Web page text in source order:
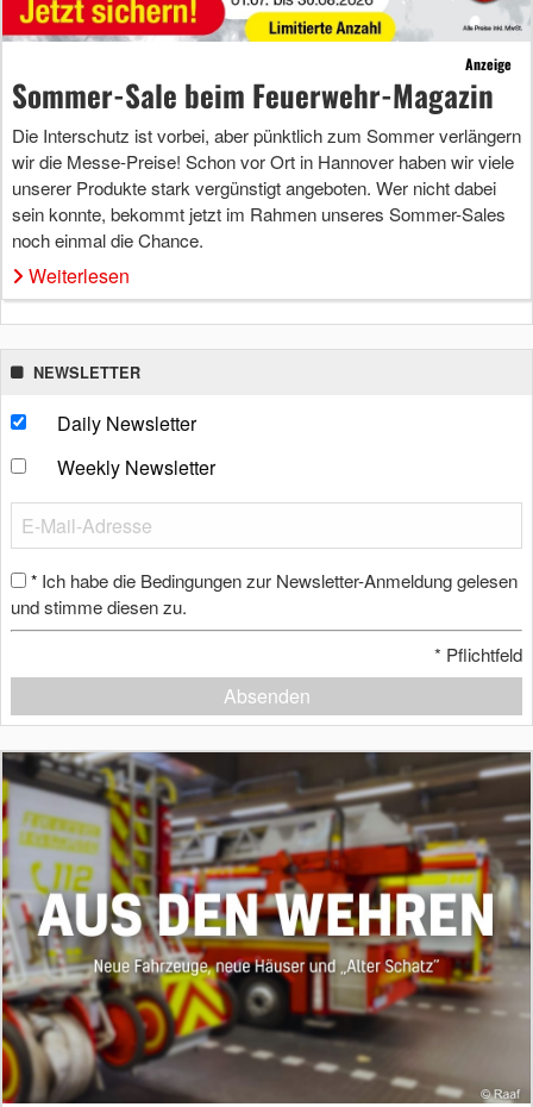
Anzeige
Sommer-Sale beim Feuerwehr-Magazin
Die Interschutz ist vorbei, aber pünktlich zum Sommer verlängern
wir die Messe-Preise! Schon vor Ort in Hannover haben wir viele
unserer Produkte stark vergünstigt angeboten. Wer nicht dabei
sein konnte, bekommt jetzt im Rahmen unseres Sommer-Sales
noch einmal die Chance.
Weiterlesen
NEWSLETTER
Daily Newsletter
Weekly Newsletter
* Ich habe die Bedingungen zur Newsletter-Anmeldung gelesen
und stimme diesen zu.
* Pflichtfeld
Absenden